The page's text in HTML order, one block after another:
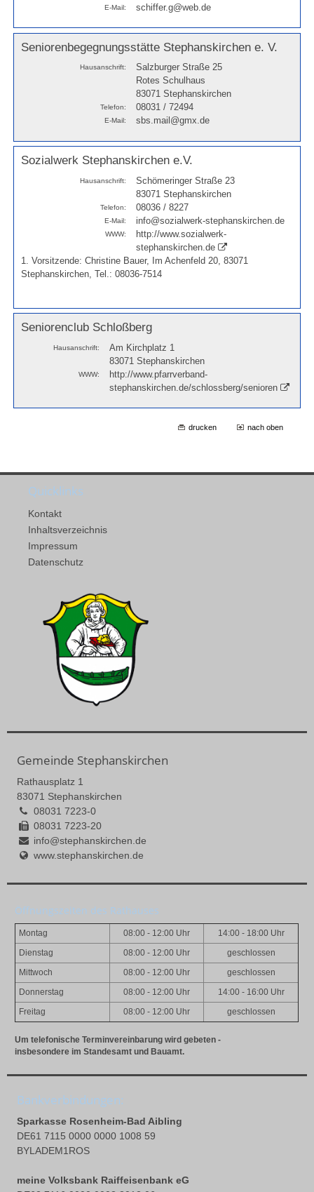
E-Mail: schiffer.g@web.de
Seniorenbegegnungsstätte Stephanskirchen e. V.
Hausanschrift:
Salzburger Straße 25
Rotes Schulhaus
83071 Stephanskirchen
Telefon: 08031 / 72494
E-Mail: sbs.mail@gmx.de
Sozialwerk Stephanskirchen e.V.
Hausanschrift:
Schömeringer Straße 23
83071 Stephanskirchen
Telefon: 08036 / 8227
E-Mail: info@sozialwerk-stephanskirchen.de
WWW:
http://www.sozialwerk-
stephanskirchen.de
1. Vorsitzende: Christine Bauer, Im Achenfeld 20, 83071
Stephanskirchen, Tel.: 08036-7514
Seniorenclub Schloßberg
Hausanschrift:
Am Kirchplatz 1
83071 Stephanskirchen
WWW:
http://www.pfarrverband-
stephanskirchen.de/schlossberg/senioren
drucken nach oben
Quicklinks
Kontakt
Inhaltsverzeichnis
Impressum
Datenschutz
Gemeinde Stephanskirchen
Rathausplatz 1
83071 Stephanskirchen
08031 7223-0
08031 7223-20
info@stephanskirchen.de
www.stephanskirchen.de
Öffnungszeiten des Rathauses
Montag 08:00 - 12:00 Uhr 14:00 - 18:00 Uhr
Dienstag 08:00 - 12:00 Uhr geschlossen
Mittwoch 08:00 - 12:00 Uhr geschlossen
Donnerstag 08:00 - 12:00 Uhr 14:00 - 16:00 Uhr
Freitag 08:00 - 12:00 Uhr geschlossen
Um telefonische Terminvereinbarung wird gebeten -
insbesondere im Standesamt und Bauamt.
Bankverbindungen:
Sparkasse Rosenheim-Bad Aibling
DE61 7115 0000 0000 1008 59
BYLADEM1ROS
meine Volksbank Raiffeisenbank eG